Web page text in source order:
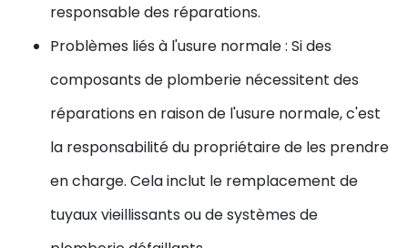
responsable des réparations.
Problèmes liés à l'usure normale : Si des
composants de plomberie nécessitent des
réparations en raison de l'usure normale, c'est
la responsabilité du propriétaire de les prendre
en charge. Cela inclut le remplacement de
tuyaux vieillissants ou de systèmes de